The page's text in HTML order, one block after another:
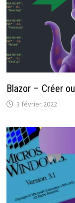
Blazor – Créer
3 février 2022